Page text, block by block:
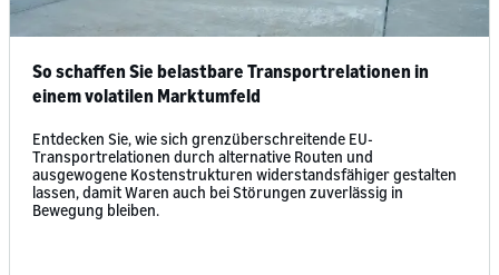
So schaffen Sie belastbare Transportrelationen in
einem volatilen Marktumfeld
Entdecken Sie, wie sich grenzüberschreitende EU-
Transportrelationen durch alternative Routen und
ausgewogene Kostenstrukturen widerstandsfähiger gestalten
lassen, damit Waren auch bei Störungen zuverlässig in
Bewegung bleiben.